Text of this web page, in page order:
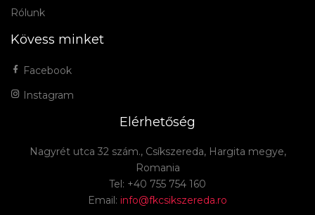
Rólunk
Kövess minket
Facebook
Instagram
Elérhetőség
Nagyrét utca 32 szám., Csíkszereda, Hargita megye,
Romania
Tel: +40 755 754 160
Email: info@fkcsikszereda.ro